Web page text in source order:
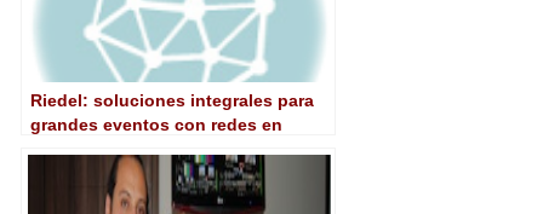
Riedel: soluciones integrales para
grandes eventos con redes en
comunicaciones